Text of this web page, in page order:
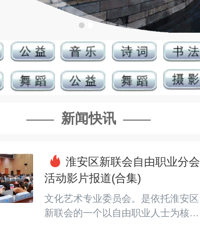
—— 新闻快讯 ——
淮安区新联会自由职业分会
活动影片报道(合集)
文化艺术专业委员会。是依托淮安区
新联会的一个以自由职业人士为核心